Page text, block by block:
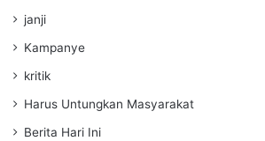
janji
Kampanye
kritik
Harus Untungkan Masyarakat
Berita Hari Ini